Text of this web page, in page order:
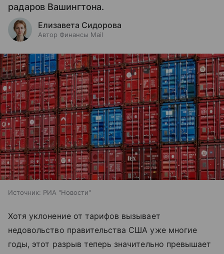
радаров Вашингтона.
Елизавета Сидорова
Автор Финансы Mail
Источник: РИА "Новости"
Хотя уклонение от тарифов вызывает
недовольство правительства США уже многие
годы, этот разрыв теперь значительно превышает